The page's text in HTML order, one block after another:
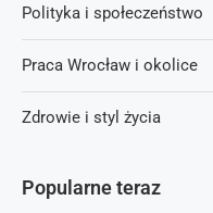
Popularne teraz
Polityka i społeczeństwo
Praca Wrocław i okolice
Zdrowie i styl życia